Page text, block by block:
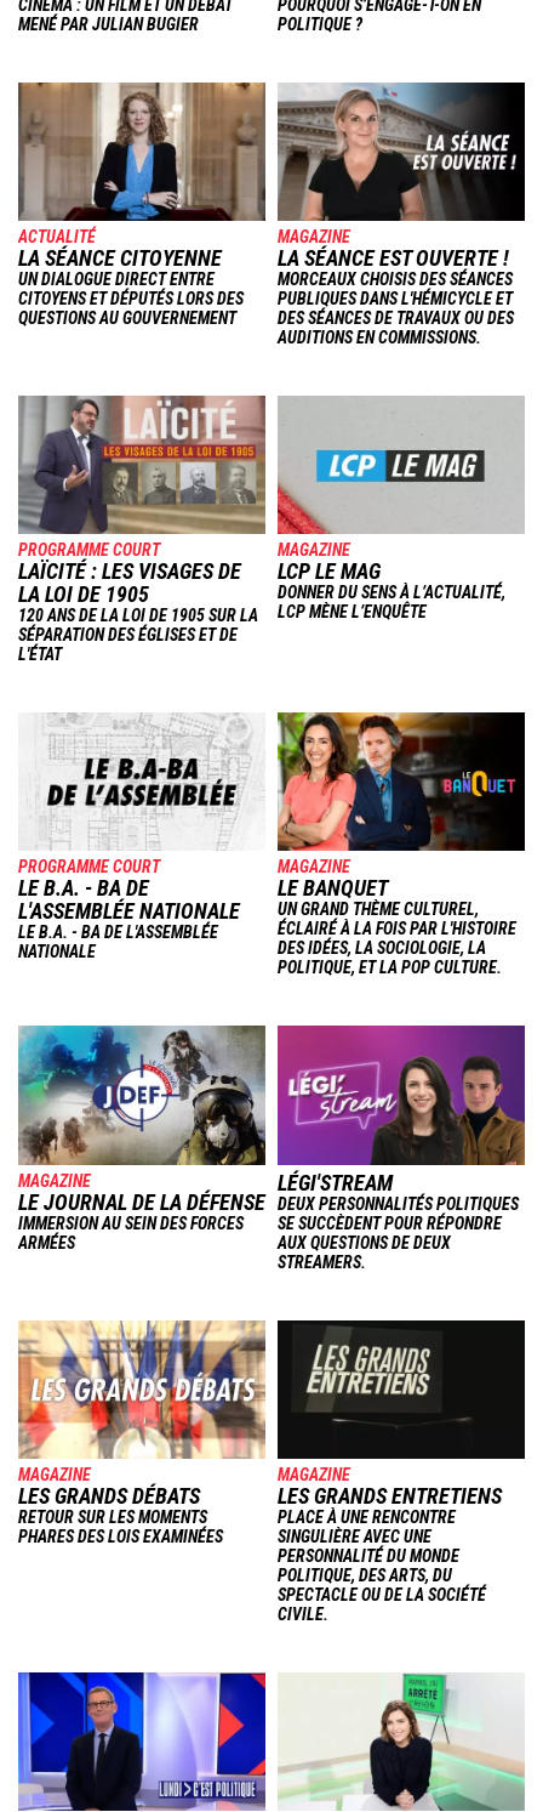
CINÉMA : UN FILM ET UN DÉBAT
MENÉ PAR JULIAN BUGIER
POURQUOI S’ENGAGE-T-ON EN
POLITIQUE ?
Image
ACTUALITÉ
LA SÉANCE CITOYENNE
UN DIALOGUE DIRECT ENTRE
CITOYENS ET DÉPUTÉS LORS DES
QUESTIONS AU GOUVERNEMENT
Image
MAGAZINE
LA SÉANCE EST OUVERTE !
MORCEAUX CHOISIS DES SÉANCES
PUBLIQUES DANS L'HÉMICYCLE ET
DES SÉANCES DE TRAVAUX OU DES
AUDITIONS EN COMMISSIONS.
Image
PROGRAMME COURT
LAÏCITÉ : LES VISAGES DE
LA LOI DE 1905
120 ANS DE LA LOI DE 1905 SUR LA
SÉPARATION DES ÉGLISES ET DE
L'ÉTAT
MAGAZINE
LCP LE MAG
DONNER DU SENS À L’ACTUALITÉ,
LCP MÈNE L’ENQUÊTE
Image
PROGRAMME COURT
LE B.A. - BA DE
L'ASSEMBLÉE NATIONALE
LE B.A. - BA DE L'ASSEMBLÉE
NATIONALE
Image
MAGAZINE
LE BANQUET
UN GRAND THÈME CULTUREL,
ÉCLAIRÉ À LA FOIS PAR L'HISTOIRE
DES IDÉES, LA SOCIOLOGIE, LA
POLITIQUE, ET LA POP CULTURE.
Image
MAGAZINE
LE JOURNAL DE LA DÉFENSE
IMMERSION AU SEIN DES FORCES
ARMÉES
LÉGI'STREAM
DEUX PERSONNALITÉS POLITIQUES
SE SUCCÈDENT POUR RÉPONDRE
AUX QUESTIONS DE DEUX
STREAMERS.
Image
MAGAZINE
LES GRANDS DÉBATS
RETOUR SUR LES MOMENTS
PHARES DES LOIS EXAMINÉES
Image
MAGAZINE
LES GRANDS ENTRETIENS
PLACE À UNE RENCONTRE
SINGULIÈRE AVEC UNE
PERSONNALITÉ DU MONDE
POLITIQUE, DES ARTS, DU
SPECTACLE OU DE LA SOCIÉTÉ
CIVILE.
Image